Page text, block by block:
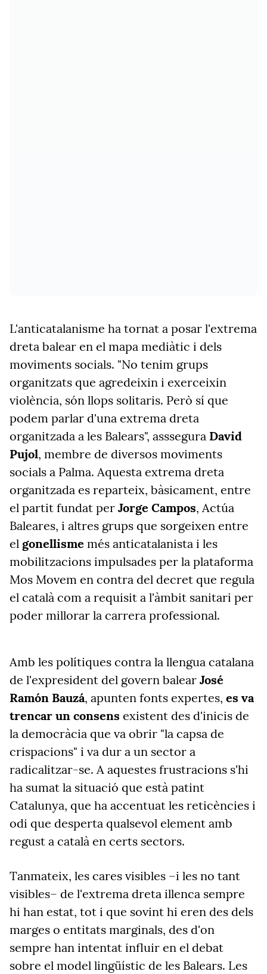
L'anticatalanisme ha tornat a posar l'extrema
dreta balear en el mapa mediàtic i dels
moviments socials. "No tenim grups
organitzats que agredeixin i exerceixin
violència, són llops solitaris. Però sí que
podem parlar d'una extrema dreta
organitzada a les Balears", asssegura David
Pujol, membre de diversos moviments
socials a Palma. Aquesta extrema dreta
organitzada es reparteix, bàsicament, entre
el partit fundat per Jorge Campos, Actúa
Baleares, i altres grups que sorgeixen entre
el gonellisme més anticatalanista i les
mobilitzacions impulsades per la plataforma
Mos Movem en contra del decret que regula
el català com a requisit a l'àmbit sanitari per
poder millorar la carrera professional.
Amb les polítiques contra la llengua catalana
de l'expresident del govern balear José
Ramón Bauzá, apunten fonts expertes, es va
trencar un consens existent des d'inicis de
la democràcia que va obrir "la capsa de
crispacions" i va dur a un sector a
radicalitzar-se. A aquestes frustracions s'hi
ha sumat la situació que està patint
Catalunya, que ha accentuat les reticències i
odi que desperta qualsevol element amb
regust a català en certs sectors.
Tanmateix, les cares visibles –i les no tant
visibles– de l'extrema dreta illenca sempre
hi han estat, tot i que sovint hi eren des dels
marges o entitats marginals, des d'on
sempre han intentat influir en el debat
sobre el model lingüístic de les Balears. Les